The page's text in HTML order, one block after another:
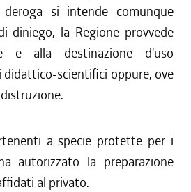
deroga si intende comunque
diniego, la Regione provvede
e alla destinazione d'uso
didattico-scientifici oppure, ove
a specie protette per i
autorizzato la preparazione
al privato.